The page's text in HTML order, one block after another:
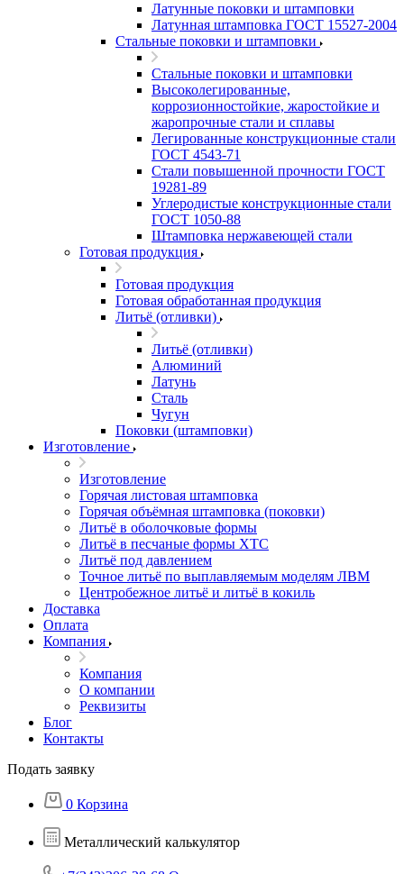
Латунные поковки и штамповки
Латунная штамповка ГОСТ 15527-2004
Стальные поковки и штамповки
Стальные поковки и штамповки
Высоколегированные,
коррозионностойкие, жаростойкие и
жаропрочные стали и сплавы
Легированные конструкционные стали
ГОСТ 4543-71
Стали повышенной прочности ГОСТ
19281-89
Углеродистые конструкционные стали
ГОСТ 1050-88
Штамповка нержавеющей стали
Готовая продукция
Готовая продукция
Готовая обработанная продукция
Литьё (отливки)
Литьё (отливки)
Алюминий
Латунь
Сталь
Чугун
Поковки (штамповки)
Изготовление
Изготовление
Горячая листовая штамповка
Горячая объёмная штамповка (поковки)
Литьё в оболочковые формы
Литьё в песчаные формы ХТС
Литьё под давлением
Точное литьё по выплавляемым моделям ЛВМ
Центробежное литьё и литьё в кокиль
Доставка
Оплата
Компания
Компания
О компании
Реквизиты
Блог
Контакты
Подать заявку
0 Корзина
Металлический калькулятор